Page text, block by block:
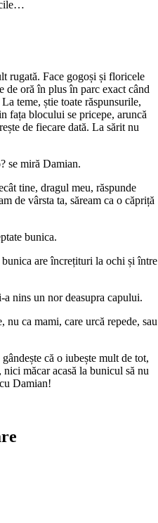
rugată. Face gogoși și floricele
de oră în plus în parc exact când
teme, știe toate răspunsurile,
fața blocului se pricepe, aruncă
de fiecare dată. La sărit nu
se miră Damian.
tine, dragul meu, răspunde
de vârsta ta, săream ca o căpriță
bunica.
are încrețituri la ochi și între
nins un nor deasupra capului.
nu ca mami, care urcă repede, sau
că o iubește mult de tot,
măcar acasă la bunicul să nu
Damian!